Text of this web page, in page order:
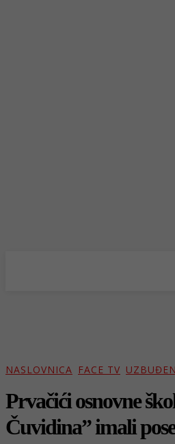
NASLOVNICA FACE TV
Prvačići osnovne
Čuvidina” imali